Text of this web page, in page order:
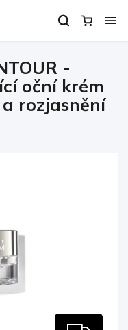
-
oční krém
rozjasnění